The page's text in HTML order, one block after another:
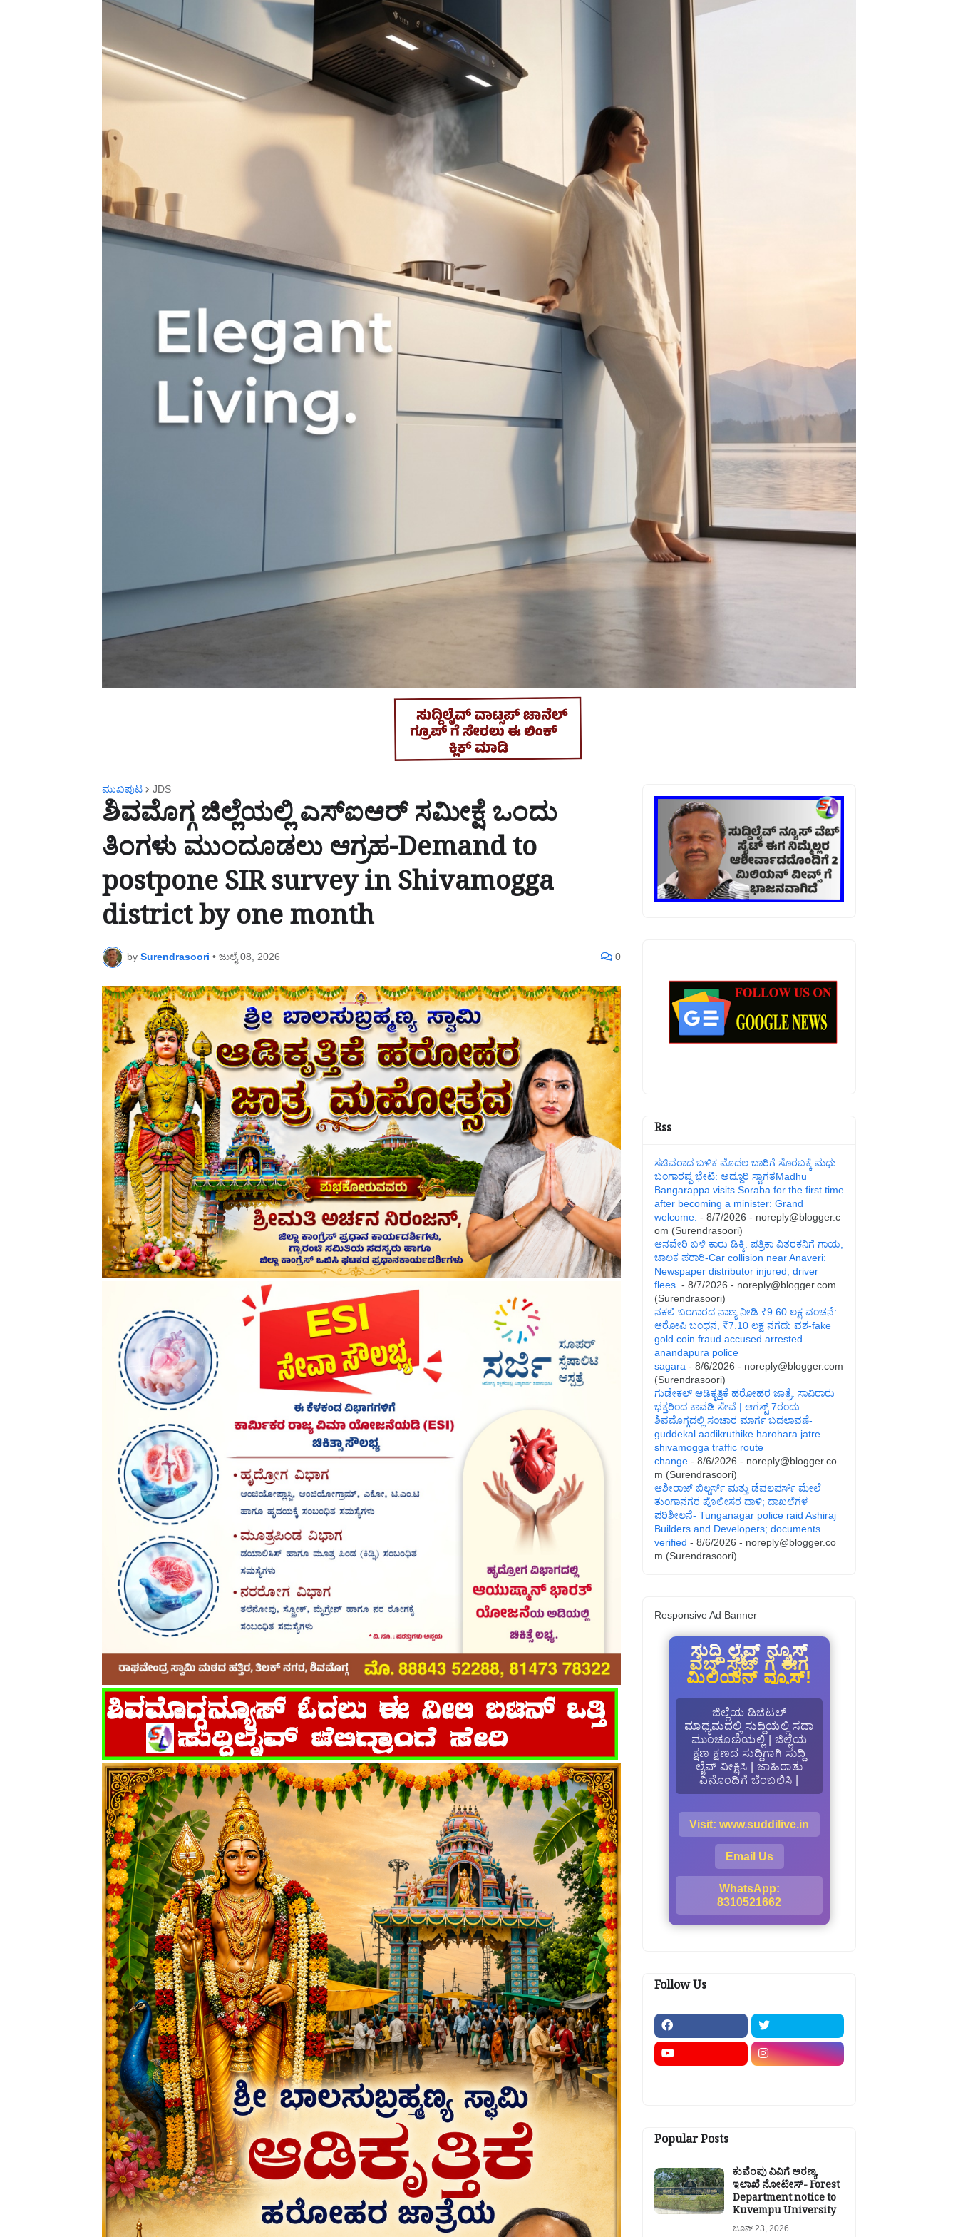
ಮುಖಪುಟ JDS
ಶಿವಮೊಗ್ಗ ಜಿಲ್ಲೆಯಲ್ಲಿ ಎಸ್‌ಐಆರ್ ಸಮೀಕ್ಷೆ ಒಂದು
ತಿಂಗಳು ಮುಂದೂಡಲು ಆಗ್ರಹ-Demand to
postpone SIR survey in Shivamogga
district by one month
by Surendrasoori • ಜುಲೈ 08, 2026 0
Rss
ಸಚಿವರಾದ ಬಳಿಕ ಮೊದಲ ಬಾರಿಗೆ ಸೊರಬಕ್ಕೆ ಮಧು
ಬಂಗಾರಪ್ಪ ಭೇಟಿ: ಅದ್ದೂರಿ ಸ್ವಾಗತMadhu
Bangarappa visits Soraba for the first time
after becoming a minister: Grand
welcome. - 8/7/2026 - noreply@blogger.c
om (Surendrasoori)
ಆನವೇರಿ ಬಳಿ ಕಾರು ಡಿಕ್ಕಿ: ಪತ್ರಿಕಾ ವಿತರಕನಿಗೆ ಗಾಯ,
ಚಾಲಕ ಪರಾರಿ-Car collision near Anaveri:
Newspaper distributor injured, driver
flees. - 8/7/2026 - noreply@blogger.com
(Surendrasoori)
ನಕಲಿ ಬಂಗಾರದ ನಾಣ್ಯ ನೀಡಿ ₹9.60 ಲಕ್ಷ ವಂಚನೆ:
ಆರೋಪಿ ಬಂಧನ, ₹7.10 ಲಕ್ಷ ನಗದು ವಶ-fake
gold coin fraud accused arrested
anandapura police
sagara - 8/6/2026 - noreply@blogger.com
(Surendrasoori)
ಗುಡೇಕಲ್ ಆಡಿಕೃತ್ತಿಕೆ ಹರೋಹರ ಜಾತ್ರೆ: ಸಾವಿರಾರು
ಭಕ್ತರಿಂದ ಕಾವಡಿ ಸೇವೆ | ಆಗಸ್ಟ್ 7ರಂದು
ಶಿವಮೊಗ್ಗದಲ್ಲಿ ಸಂಚಾರ ಮಾರ್ಗ ಬದಲಾವಣೆ-
guddekal aadikruthike harohara jatre
shivamogga traffic route
change - 8/6/2026 - noreply@blogger.co
m (Surendrasoori)
ಆಶೀರಾಜ್ ಬಿಲ್ಡರ್ಸ್ ಮತ್ತು ಡೆವಲಪರ್ಸ್ ಮೇಲೆ
ತುಂಗಾನಗರ ಪೊಲೀಸರ ದಾಳಿ; ದಾಖಲೆಗಳ
ಪರಿಶೀಲನೆ- Tunganagar police raid Ashiraj
Builders and Developers; documents
verified - 8/6/2026 - noreply@blogger.co
m (Surendrasoori)
Responsive Ad Banner
ಸುದ್ದಿ ಲೈವ್ ನ್ಯೂಸ್
ವೆಬ್ ಸೈಟ್ ಗೆ ಈಗ
ಮಿಲಿಯನ್ ವ್ಯೂಸ್!
ಜಿಲ್ಲೆಯ ಡಿಜಿಟಲ್
ಮಾಧ್ಯಮದಲ್ಲಿ ಸುದ್ದಿಯಲ್ಲಿ ಸದಾ
ಮುಂಚೂಣಿಯಲ್ಲಿ | ಜಿಲ್ಲೆಯ
ಕ್ಷಣ ಕ್ಷಣದ ಸುದ್ದಿಗಾಗಿ ಸುದ್ದಿ
ಲೈವ್ ವೀಕ್ಷಿಸಿ | ಜಾಹಿರಾತು
ವಿನೊಂದಿಗೆ ಬೆಂಬಲಿಸಿ |
Visit: www.suddilive.in
Email Us
WhatsApp:
8310521662
Follow Us
Popular Posts
ಕುವೆಂಪು ವಿವಿಗೆ ಅರಣ್ಯ
ಇಲಾಖೆ ನೋಟೀಸ್- Forest
Department notice to
Kuvempu University
ಜೂನ್ 23, 2026